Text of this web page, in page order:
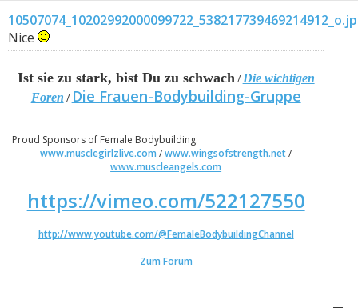
Nice
Ist sie zu stark, bist Du zu schwach/Die wichtigen
Foren / Die Frauen-Bodybuilding-Gruppe
Proud Sponsors of Female Bodybuilding:
www.musclegirlzlive.com /www.wingsofstrength.net/
www.muscleangels.com
https://vimeo.com/522127550
http://www.youtube.com/@FemaleBodybuildingChannel
Zum Forum